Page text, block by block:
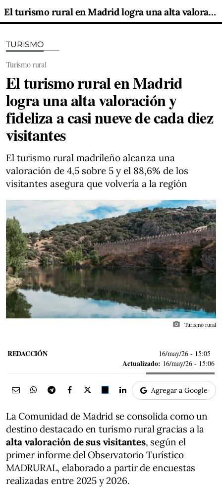
El turismo rural en Madrid logra una alta valoración y fideliza a casi nueve de cada diez visitantes
TURISMO
Turismo rural
El turismo rural en Madrid
logra una alta valoración y
fideliza a casi nueve de cada diez
visitantes
El turismo rural madrileño alcanza una
valoración de 4,5 sobre 5 y el 88,6% de los
visitantes asegura que volvería a la región
photo_camera Turismo rural
REDACCIÓN 16/may/26 - 15:05
Actualizado: 16/may/26 - 15:06
Agregar a Google
La Comunidad de Madrid se consolida como un
destino destacado en turismo rural gracias a la
alta valoración de sus visitantes, según el
primer informe del Observatorio Turístico
MADRURAL, elaborado a partir de encuestas
realizadas entre 2025 y 2026.